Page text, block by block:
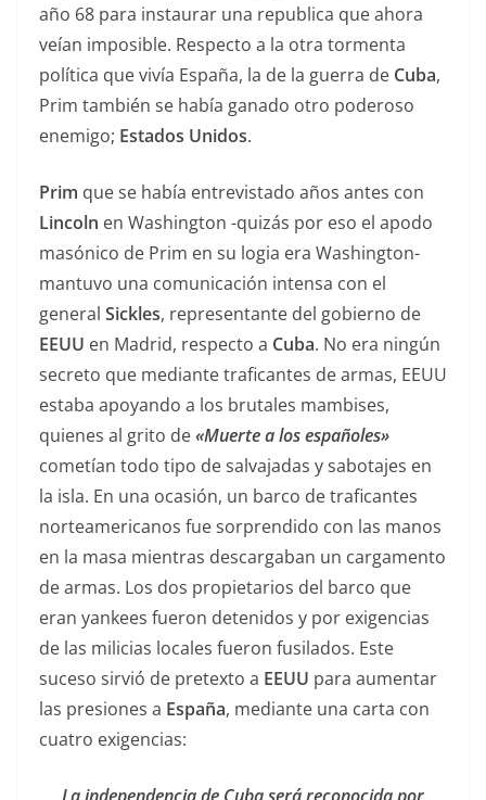
año 68 para instaurar una republica que ahora
veían imposible. Respecto a la otra tormenta
política que vivía España, la de la guerra de Cuba,
Prim también se había ganado otro poderoso
enemigo; Estados Unidos.
Prim que se había entrevistado años antes con
Lincoln en Washington -quizás por eso el apodo
masónico de Prim en su logia era Washington-
mantuvo una comunicación intensa con el
general Sickles, representante del gobierno de
EEUU en Madrid, respecto a Cuba. No era ningún
secreto que mediante traficantes de armas, EEUU
estaba apoyando a los brutales mambises,
quienes al grito de«Muerte a los españoles»
cometían todo tipo de salvajadas y sabotajes en
la isla. En una ocasión, un barco de traficantes
norteamericanos fue sorprendido con las manos
en la masa mientras descargaban un cargamento
de armas. Los dos propietarios del barco que
eran yankees fueron detenidos y por exigencias
de las milicias locales fueron fusilados. Este
suceso sirvió de pretexto a EEUU para aumentar
las presiones a España, mediante una carta con
cuatro exigencias: